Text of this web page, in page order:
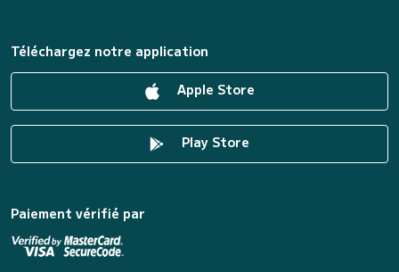
Téléchargez notre application
Apple Store
Play Store
Paiement vérifié par